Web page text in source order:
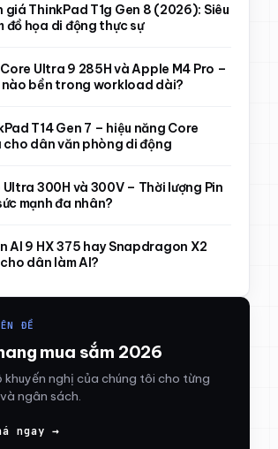
giá ThinkPad T1g Gen 8 (2026): Siêu
đồ họa di động thực sự
Ultra 9 285H và Apple M4 Pro –
nào bền trong workload dài?
T14 Gen 7 – hiệu năng Core
cho dân văn phòng di động
Ultra 300H và 300V – Thời lượng Pin
mạnh đa nhân?
AI 9 HX 375 hay Snapdragon X2
dân làm AI?
ĐỀ
mua sắm 2026
khuyến nghị của chúng tôi cho từng
ngân sách.
ngay →